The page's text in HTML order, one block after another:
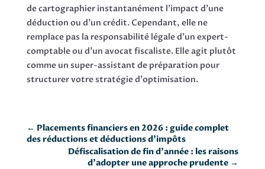
de cartographier instantanément l'impact d'une
déduction ou d'un crédit. Cependant, elle ne
remplace pas la responsabilité légale d'un expert-
comptable ou d'un avocat fiscaliste. Elle agit plutôt
comme un super-assistant de préparation pour
structurer votre stratégie d'optimisation.
← Placements financiers en 2026 : guide complet
des réductions et déductions d’impôts
Défiscalisation de fin d’année : les raisons
d’adopter une approche prudente →